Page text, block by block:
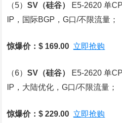
（5）SV （硅谷）
E5-2620 单
IP，国际BGP，G口/不限流量；
惊爆价：$ 169.00 立即抢购
（6）SV （硅谷）
E5-2620 单
IP，大陆优化，G口/不限流量；
惊爆价：$ 229.00 立即抢购